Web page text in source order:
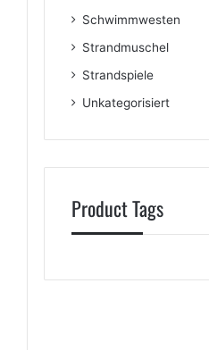
Schwimmwesten
Strandmuschel
Strandspiele
Unkategorisiert
Product Tags